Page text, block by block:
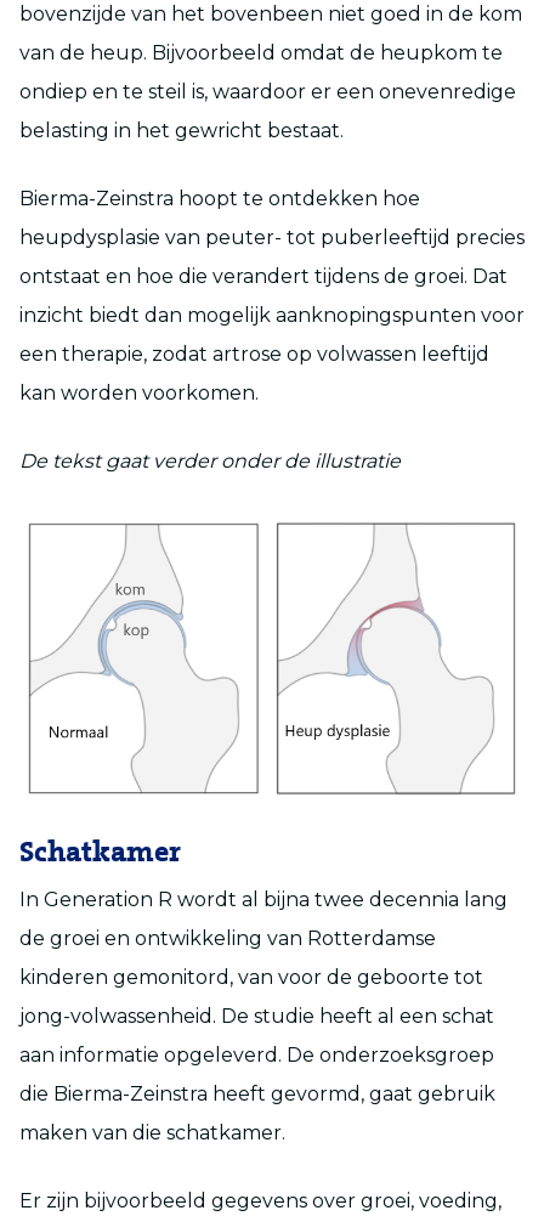
bovenzijde van het bovenbeen niet goed in de kom
van de heup. Bijvoorbeeld omdat de heupkom te
ondiep en te steil is, waardoor er een onevenredige
belasting in het gewricht bestaat.
Bierma-Zeinstra hoopt te ontdekken hoe
heupdysplasie van peuter- tot puberleeftijd precies
ontstaat en hoe die verandert tijdens de groei. Dat
inzicht biedt dan mogelijk aanknopingspunten voor
een therapie, zodat artrose op volwassen leeftijd
kan worden voorkomen.
De tekst gaat verder onder de illustratie
Schatkamer
In Generation R wordt al bijna twee decennia lang
de groei en ontwikkeling van Rotterdamse
kinderen gemonitord, van voor de geboorte tot
jong-volwassenheid. De studie heeft al een schat
aan informatie opgeleverd. De onderzoeksgroep
die Bierma-Zeinstra heeft gevormd, gaat gebruik
maken van die schatkamer.
Er zijn bijvoorbeeld gegevens over groei, voeding,